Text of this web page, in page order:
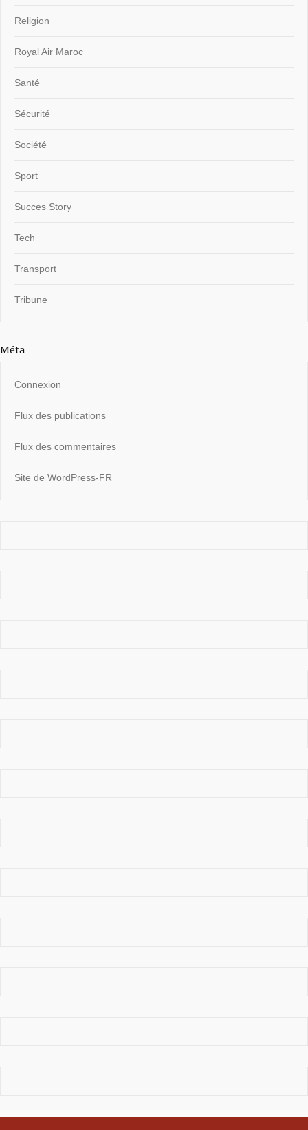
Religion
Royal Air Maroc
Santé
Sécurité
Société
Sport
Succes Story
Tech
Transport
Tribune
Méta
Connexion
Flux des publications
Flux des commentaires
Site de WordPress-FR